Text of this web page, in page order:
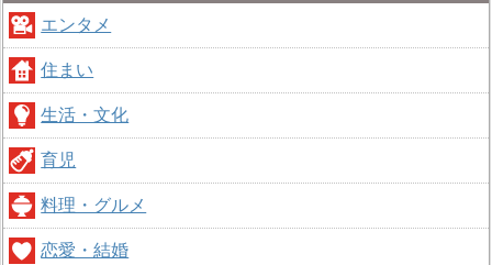
エンタメ
住まい
生活・文化
育児
料理・グルメ
恋愛・結婚